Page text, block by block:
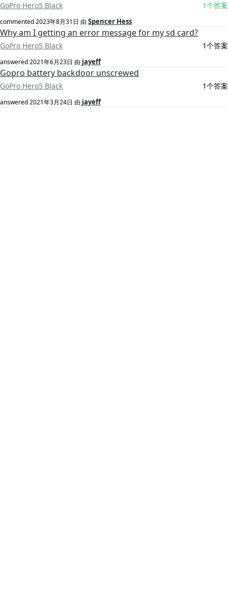
GoPro Hero5 Black 1个答案
commented2023年8月31日 由 Spencer Hess
Why am I getting an error message for my sd card?
GoPro Hero5 Black 1个答案
answered2021年6月23日 由 jayeff
Gopro battery backdoor unscrewed
GoPro Hero5 Black 1个答案
answered2021年3月24日 由 jayeff